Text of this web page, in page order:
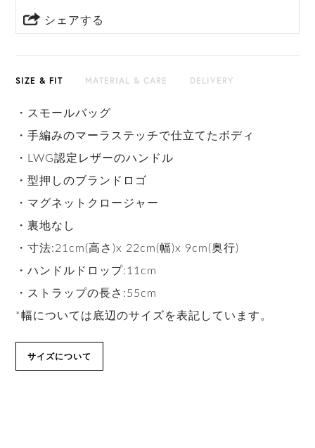
シェアする
SIZE & FIT MATERIAL & CARE DELIVERY
・スモールバッグ
・手編みのマーラステッチで仕立てたボディ
・LWG認定レザーのハンドル
・型押しのブランドロゴ
・マグネットクロージャー
・裏地なし
・寸法:21cm(高さ)x 22cm(幅)x 9cm(奥行)
・ハンドルドロップ:11cm
・ストラップの長さ:55cm
*幅については底辺のサイズを表記しています。
サイズについて